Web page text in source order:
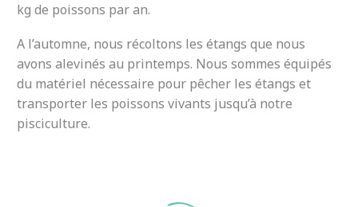
vue aérienne de la pisciculture
kg de poissons par an.
A l’automne, nous récoltons les étangs que nous
avons alevinés au printemps. Nous sommes équipés
du matériel nécessaire pour pêcher les étangs et
transporter les poissons vivants jusqu’à notre
pisciculture.